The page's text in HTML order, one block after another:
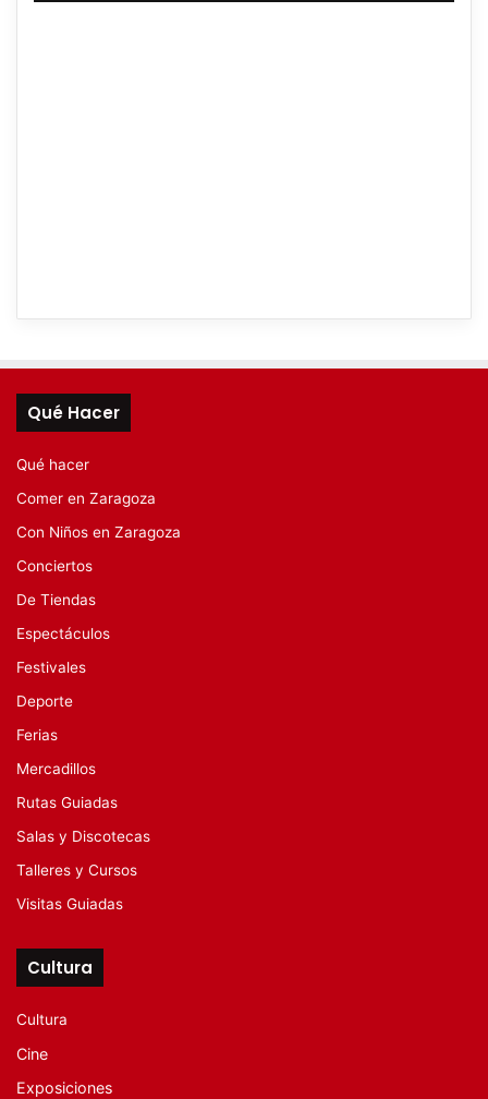
Qué Hacer
Qué hacer
Comer en Zaragoza
Con Niños en Zaragoza
Conciertos
De Tiendas
Espectáculos
Festivales
Deporte
Ferias
Mercadillos
Rutas Guiadas
Salas y Discotecas
Talleres y Cursos
Visitas Guiadas
Cultura
Cultura
Cine
Exposiciones